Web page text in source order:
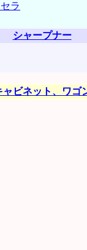
ラ
シャープナー
ャビネット、ワゴ